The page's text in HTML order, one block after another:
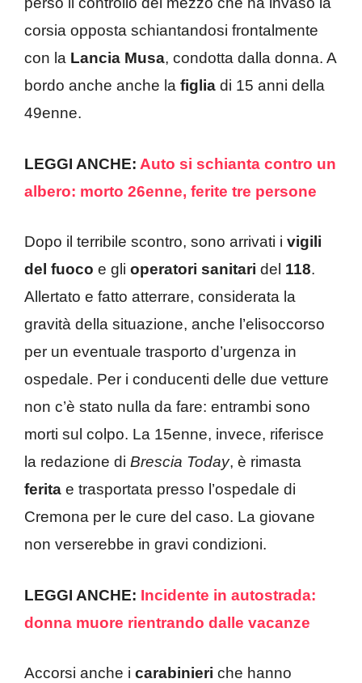
corsia opposta schiantandosi frontalmente
con la Lancia Musa, condotta dalla donna. A
bordo anche anche la figlia di 15 anni della
49enne.
LEGGI ANCHE: Auto si schianta contro un
albero: morto 26enne, ferite tre persone
Dopo il terribile scontro, sono arrivati i vigili
del fuoco e gli operatori sanitari del 118.
Allertato e fatto atterrare, considerata la
gravità della situazione, anche l’elisoccorso
per un eventuale trasporto d’urgenza in
ospedale. Per i conducenti delle due vetture
non c’è stato nulla da fare: entrambi sono
morti sul colpo. La 15enne, invece, riferisce
la redazione di Brescia Today, è rimasta
ferita e trasportata presso l’ospedale di
Cremona per le cure del caso. La giovane
non verserebbe in gravi condizioni.
LEGGI ANCHE: Incidente in autostrada:
donna muore rientrando dalle vacanze
Accorsi anche i carabinieri che hanno